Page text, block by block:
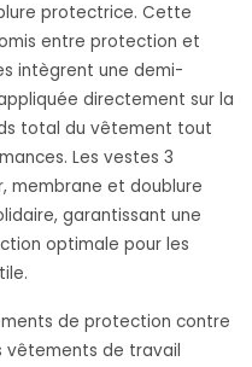
protectrice. Cette
entre protection et
intègrent une demi-
directement sur la
total du vêtement tout
Les vestes 3
membrane et doublure
garantissant une
optimale pour les
de protection contre
vêtements de travail